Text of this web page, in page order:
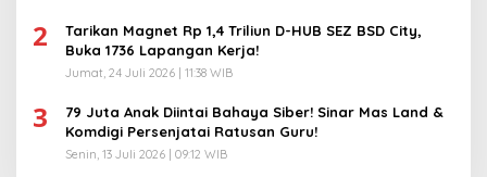
2
Tarikan Magnet Rp 1,4 Triliun D-HUB SEZ BSD City,
Buka 1736 Lapangan Kerja!
Jumat, 24 Juli 2026 | 11:38 WIB
3
79 Juta Anak Diintai Bahaya Siber! Sinar Mas Land &
Komdigi Persenjatai Ratusan Guru!
Senin, 13 Juli 2026 | 09:12 WIB